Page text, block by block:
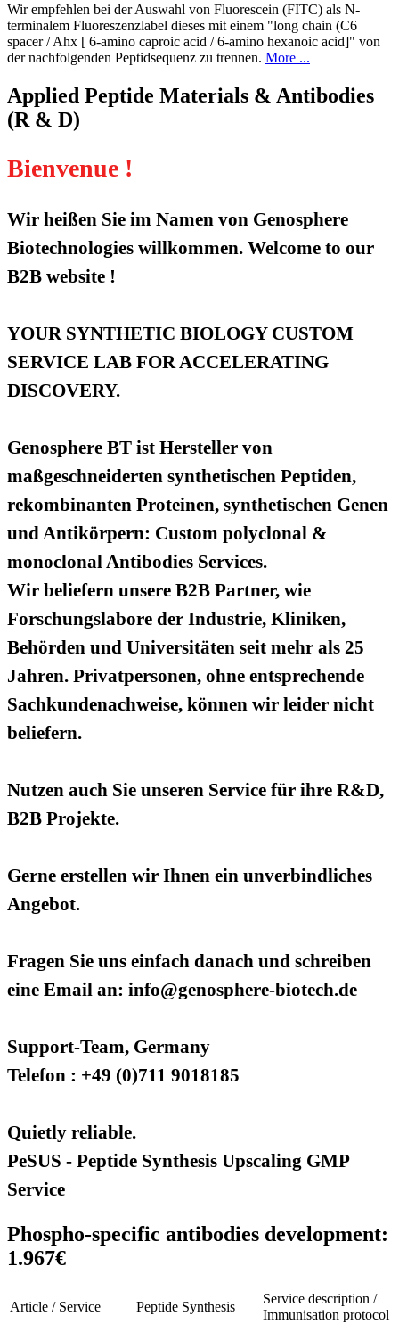
Wir empfehlen bei der Auswahl von Fluorescein (FITC) als N-
terminalem Fluoreszenzlabel dieses mit einem "long chain (C6
spacer / Ahx [ 6-amino caproic acid / 6-amino hexanoic acid]" von
der nachfolgenden Peptidsequenz zu trennen. More ...
Applied Peptide Materials & Antibodies
(R & D)
Bienvenue !
Wir heißen Sie im Namen von Genosphere
Biotechnologies willkommen. Welcome to our
B2B website !
YOUR SYNTHETIC BIOLOGY CUSTOM
SERVICE LAB FOR ACCELERATING
DISCOVERY.
Genosphere BT ist Hersteller von
maßgeschneiderten synthetischen Peptiden,
rekombinanten Proteinen, synthetischen Genen
und Antikörpern: Custom polyclonal &
monoclonal Antibodies Services.
Wir beliefern unsere B2B Partner, wie
Forschungslabore der Industrie, Kliniken,
Behörden und Universitäten seit mehr als 25
Jahren. Privatpersonen, ohne entsprechende
Sachkundenachweise, können wir leider nicht
beliefern.
Nutzen auch Sie unseren Service für ihre R&D,
B2B Projekte.
Gerne erstellen wir Ihnen ein unverbindliches
Angebot.
Fragen Sie uns einfach danach und schreiben
eine Email an: info@genosphere-biotech.de
Support-Team, Germany
Telefon : +49 (0)711 9018185
Quietly reliable.
PeSUS - Peptide Synthesis Upscaling GMP
Service
Phospho-specific antibodies development:
1.967€
Article / Service Peptide Synthesis
Service description /
Immunisation protocol